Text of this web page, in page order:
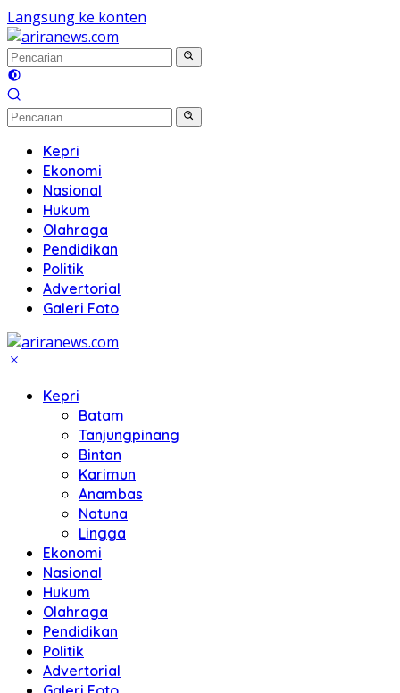
Langsung ke konten
Kepri
Ekonomi
Nasional
Hukum
Olahraga
Pendidikan
Politik
Advertorial
Galeri Foto
Kepri
Batam
Tanjungpinang
Bintan
Karimun
Anambas
Natuna
Lingga
Ekonomi
Nasional
Hukum
Olahraga
Pendidikan
Politik
Advertorial